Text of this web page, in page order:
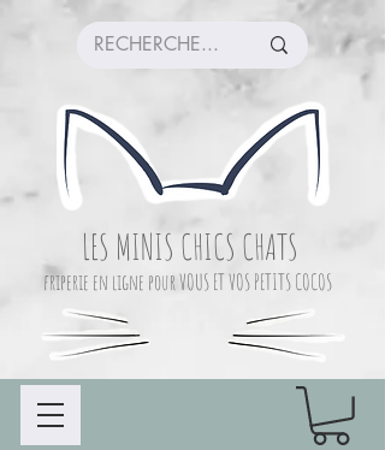
LES MINIS CHICS CHATS
friperie en ligne pour VOUS ET VOS PETITS COCOS